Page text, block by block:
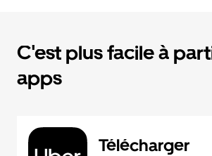
C'est plus facile à
apps
Télécharger